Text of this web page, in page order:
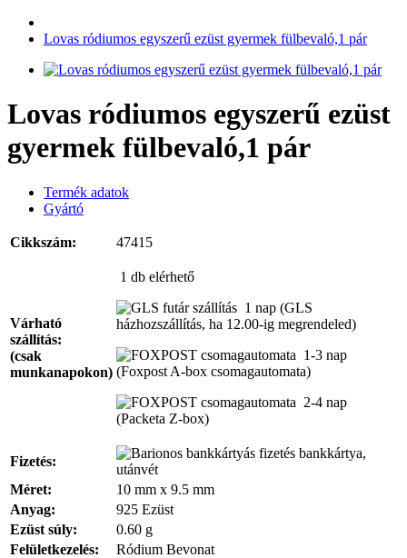
Lovas ródiumos egyszerű ezüst gyermek fülbevaló,1 pár
Lovas ródiumos egyszerű ezüst
gyermek fülbevaló,1 pár
Termék adatok
Gyártó
Cikkszám: 47415
Várható
szállítás:
(csak
munkanapokon)
1 db elérhető
1 nap (GLS
házhozszállítás, ha 12.00-ig megrendeled)
1-3 nap
(Foxpost A-box csomagautomata)
2-4 nap
(Packeta Z-box)
Fizetés:
bankkártya,
utánvét
Méret:
10 mm x 9.5 mm
Anyag:
925 Ezüst
Ezüst súly:
0.60 g
Felületkezelés:
Ródium Bevonat